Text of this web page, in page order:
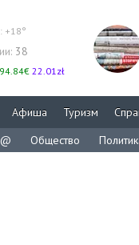
+18°
38
94.84€ 22.01zł
Афиша Туризм
@ Общество